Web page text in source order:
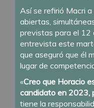
Así se refirió Macri a
abiertas,
previstas para el 12
entrevista este
que aseguró que él
lugar de
«Creo que Horacio
candidato en 2023,
tiene la